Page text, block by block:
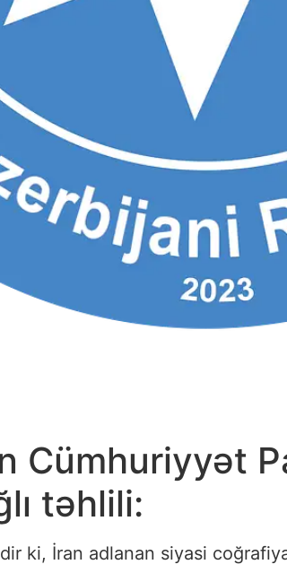
Cümhuriyyət
təhlili:
ki, İran adlanan siyasi